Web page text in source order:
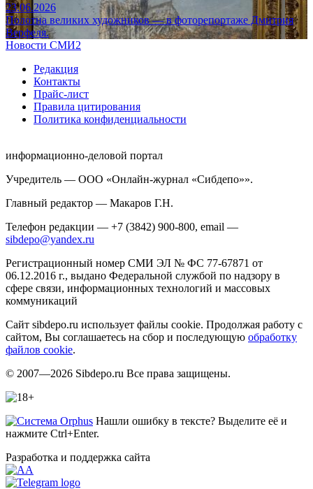
23.06.2026
Полотна великих художников — в фоторепортаже Дмитрия
Верфеля.
Новости СМИ2
Редакция
Контакты
Прайс-лист
Правила цитирования
Политика конфиденциальности
информационно-деловой портал
Учредитель — ООО «Онлайн-журнал «Сибдепо»».
Главный редактор — Макаров Г.Н.
Телефон редакции — +7 (3842) 900-800, email —
sibdepo@yandex.ru
Регистрационный номер СМИ ЭЛ № ФС 77-67871 от
06.12.2016 г., выдано Федеральной службой по надзору в
сфере связи, информационных технологий и массовых
коммуникаций
Сайт sibdepo.ru использует файлы cookie. Продолжая работу с
сайтом, Вы соглашаетесь на сбор и последующую обработку
файлов cookie.
© 2007—2026 Sibdepo.ru Все права защищены.
Нашли ошибку в тексте? Выделите её и
нажмите Ctrl+Enter.
Разработка и поддержка сайта